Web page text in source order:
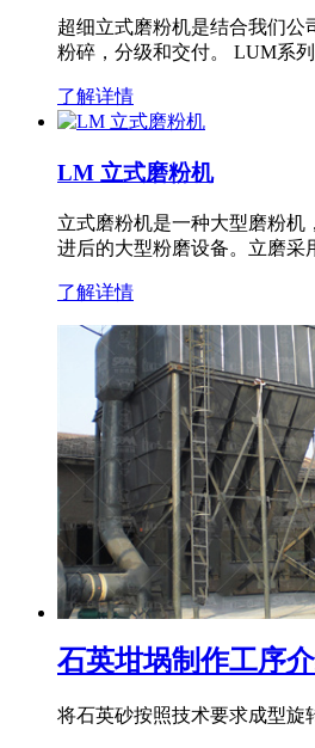
超细立式磨粉机是结合我们
粉碎，分级和交付。 LUM系
了解详情
LM 立式磨粉机
立式磨粉机是一种大型磨粉
进后的大型粉磨设备。立磨
了解详情
石英坩埚制作工序
将石英砂按照技术要求成型旋